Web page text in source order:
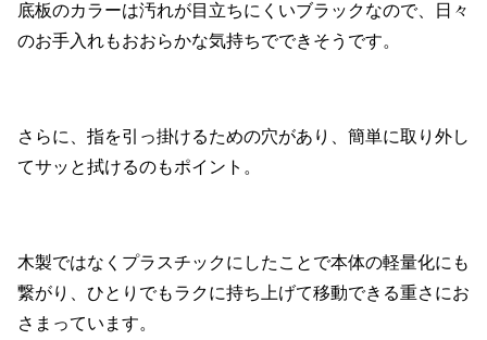
底板のカラーは汚れが目立ちにくいブラックなので、日々
のお手入れもおおらかな気持ちでできそうです。
さらに、指を引っ掛けるための穴があり、簡単に取り外し
てサッと拭けるのもポイント。
木製ではなくプラスチックにしたことで本体の軽量化にも
繋がり、ひとりでもラクに持ち上げて移動できる重さにお
さまっています。